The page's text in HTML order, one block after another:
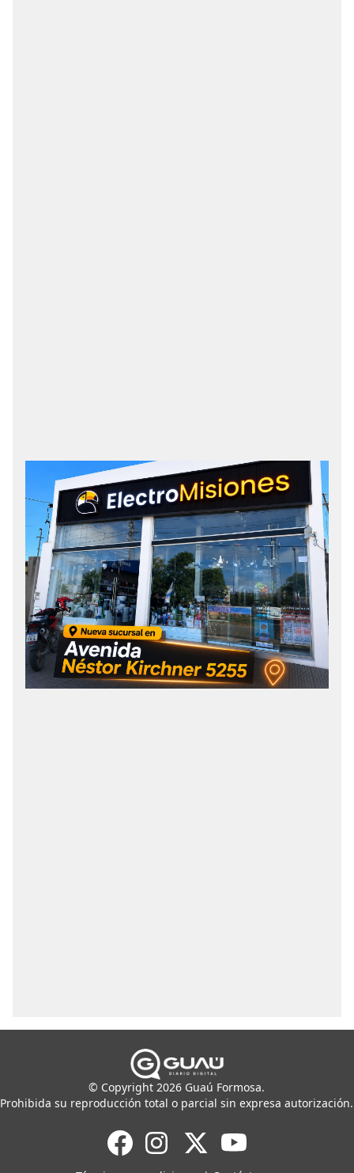
© Copyright 2026 Guaú Formosa.
Prohibida su reproducción total o parcial sin expresa autorización.